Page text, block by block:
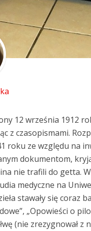
12 września 1912
z czasopismami.
roku ze względu na
dokumentom,
nie trafili do getta.
medyczne na
stawały się coraz
„Opowieści o
(nie zrezygnował z